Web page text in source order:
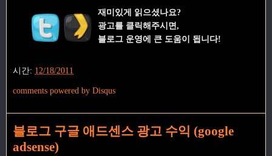
재미있게 읽으셨나요?
광고를 클릭해주시면,
블로그 운영에 큰 도움이 됩니다!
시간: 12/18/2011
comments powered by Disqus
블로그 구글 애드센스 광고 수익 (google
adsense)